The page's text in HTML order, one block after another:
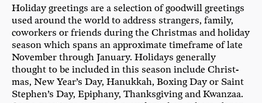
Holi­day gree­tings are a sel­ec­tion of good­will gree­tings
used around the world to address stran­gers, fami­ly,
cowor­kers or fri­ends during the Christ­mas and holi­day
sea­son which spans an appro­xi­ma­te time­frame of late
Novem­ber through Janu­ary. Holi­days gene­ral­ly
thought to be included in this sea­son include Christ­
mas, New Year’s Day, Hanuk­kah, Boxing Day or Saint
Stephen’s Day, Epi­pha­ny, Thanks­gi­ving and Kwanz­aa.